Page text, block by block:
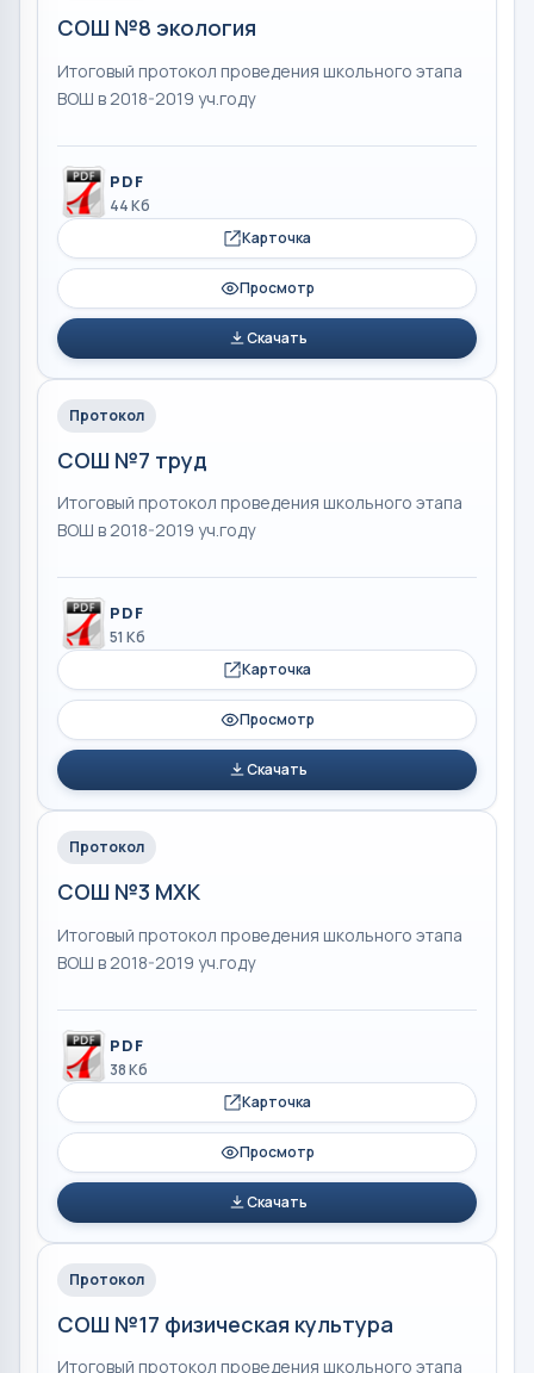
СОШ №8 экология
Итоговый протокол проведения школьного этапа
ВОШ в 2018-2019 уч.году
PDF
44 Кб
Карточка
Просмотр
Скачать
Протокол
СОШ №7 труд
Итоговый протокол проведения школьного этапа
ВОШ в 2018-2019 уч.году
PDF
51 Кб
Карточка
Просмотр
Скачать
Протокол
СОШ №3 МХК
Итоговый протокол проведения школьного этапа
ВОШ в 2018-2019 уч.году
PDF
38 Кб
Карточка
Просмотр
Скачать
Протокол
СОШ №17 физическая культура
Итоговый протокол проведения школьного этапа